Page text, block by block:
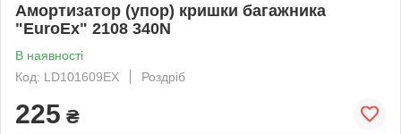
Амортизатор (упор) кришки багажника
"EuroEx" 2108 340N
В наявності
Код: LD101609EX
Роздріб
225 ₴